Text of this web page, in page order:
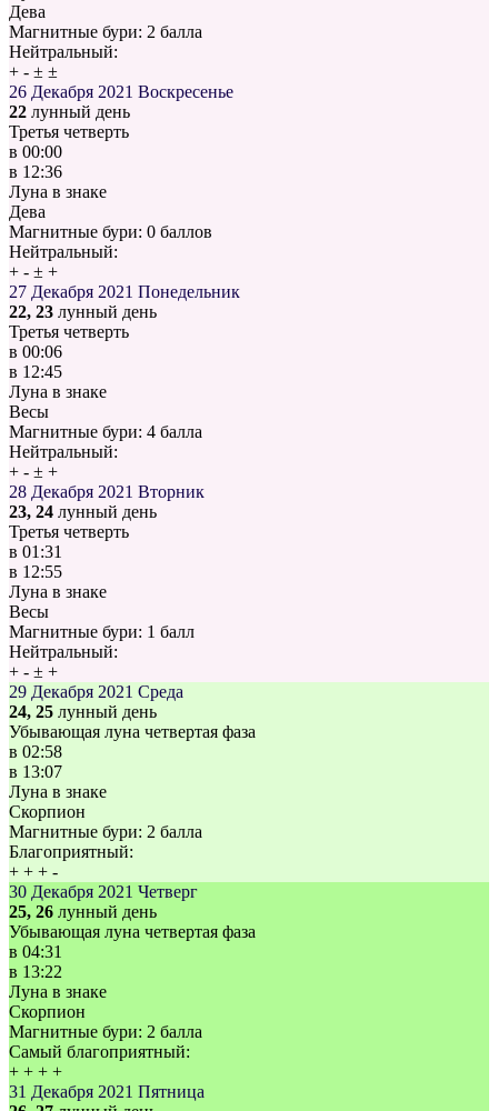
Дева
Магнитные бури: 2 балла
Нейтральный:
+ - ± ±
26 Декабря 2021 Воскресенье
22 лунный день
Третья четверть
в 00:00
в 12:36
Луна в знаке
Дева
Магнитные бури: 0 баллов
Нейтральный:
+ - ± +
27 Декабря 2021 Понедельник
22, 23 лунный день
Третья четверть
в 00:06
в 12:45
Луна в знаке
Весы
Магнитные бури: 4 балла
Нейтральный:
+ - ± +
28 Декабря 2021 Вторник
23, 24 лунный день
Третья четверть
в 01:31
в 12:55
Луна в знаке
Весы
Магнитные бури: 1 балл
Нейтральный:
+ - ± +
29 Декабря 2021 Среда
24, 25 лунный день
Убывающая луна четвертая фаза
в 02:58
в 13:07
Луна в знаке
Скорпион
Магнитные бури: 2 балла
Благоприятный:
+ + + -
30 Декабря 2021 Четверг
25, 26 лунный день
Убывающая луна четвертая фаза
в 04:31
в 13:22
Луна в знаке
Скорпион
Магнитные бури: 2 балла
Самый благоприятный:
+ + + +
31 Декабря 2021 Пятница